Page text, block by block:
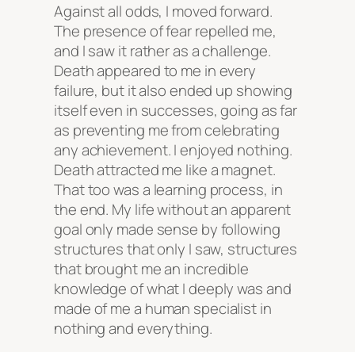
Against all odds, I moved forward.
The presence of fear repelled me,
and I saw it rather as a challenge.
Death appeared to me in every
failure, but it also ended up showing
itself even in successes, going as far
as preventing me from celebrating
any achievement. I enjoyed nothing.
Death attracted me like a magnet.
That too was a learning process, in
the end. My life without an apparent
goal only made sense by following
structures that only I saw, structures
that brought me an incredible
knowledge of what I deeply was and
made of me a human specialist in
nothing and everything.